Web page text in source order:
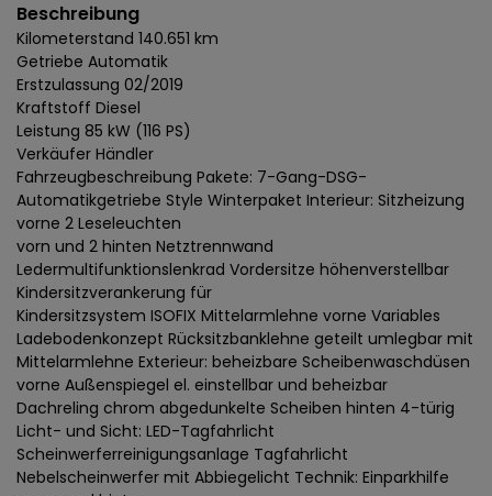
Beschreibung
Kilometerstand 140.651 km
Getriebe Automatik
Erstzulassung 02/2019
Kraftstoff Diesel
Leistung 85 kW (116 PS)
Verkäufer Händler
Fahrzeugbeschreibung Pakete: 7-Gang-DSG-
Automatikgetriebe Style Winterpaket Interieur: Sitzheizung
vorne 2 Leseleuchten
vorn und 2 hinten Netztrennwand
Ledermultifunktionslenkrad Vordersitze höhenverstellbar
Kindersitzverankerung für
Kindersitzsystem ISOFIX Mittelarmlehne vorne Variables
Ladebodenkonzept Rücksitzbanklehne geteilt umlegbar mit
Mittelarmlehne Exterieur: beheizbare Scheibenwaschdüsen
vorne Außenspiegel el. einstellbar und beheizbar
Dachreling chrom abgedunkelte Scheiben hinten 4-türig
Licht- und Sicht: LED-Tagfahrlicht
Scheinwerferreinigungsanlage Tagfahrlicht
Nebelscheinwerfer mit Abbiegelicht Technik: Einparkhilfe